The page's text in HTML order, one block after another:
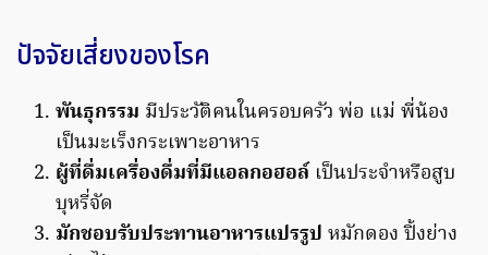
ปัจจัยเสี่ยงของโรค
พันธุกรรม มีประวัติคนในครอบครัว พ่อ แม่ พี่น้อง
เป็นมะเร็งกระเพาะอาหาร
ผู้ที่ดื่มเครื่องดื่มที่มีแอลกอฮอล์ เป็นประจำหรือสูบ
บุหรี่จัด
มักชอบรับประทานอาหารแปรรูป หมักดอง ปิ้งย่าง